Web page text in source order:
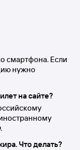
смартфона. Если
нужно
на сайте?
Что делать?